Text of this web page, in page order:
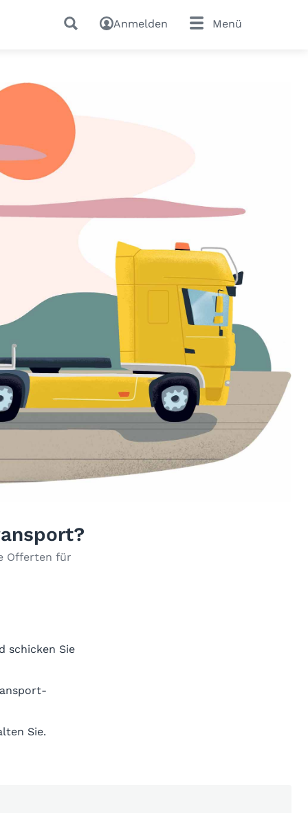
Anmelden Menü
Offerten für
schicken Sie
Sie.